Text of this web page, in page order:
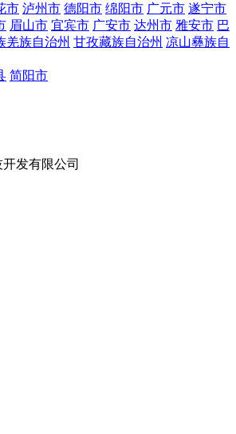
市 泸州市 德阳市 绵阳市 广元市 遂宁市
眉山市 宜宾市 广安市 达州市 雅安市 巴
羌族自治州 甘孜藏族自治州 凉山彝族自
简阳市
发有限公司